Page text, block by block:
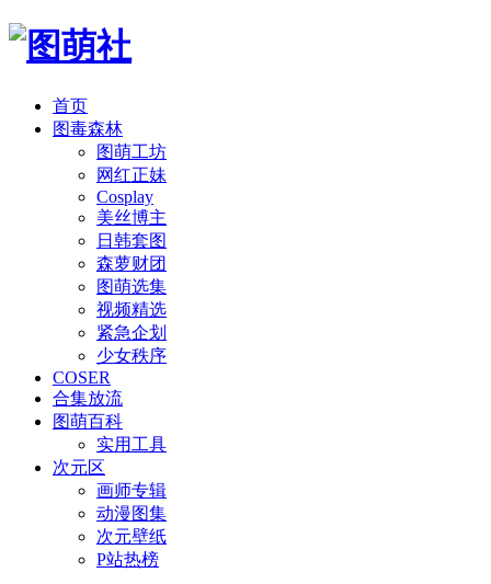
首页
图毒森林
图萌工坊
网红正妹
Cosplay
美丝博主
日韩套图
森萝财团
图萌选集
视频精选
紧急企划
少女秩序
COSER
合集放流
图萌百科
实用工具
次元区
画师专辑
动漫图集
次元壁纸
P站热榜